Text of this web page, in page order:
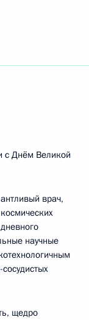
с Днём Великой
врач,
научные
щедро